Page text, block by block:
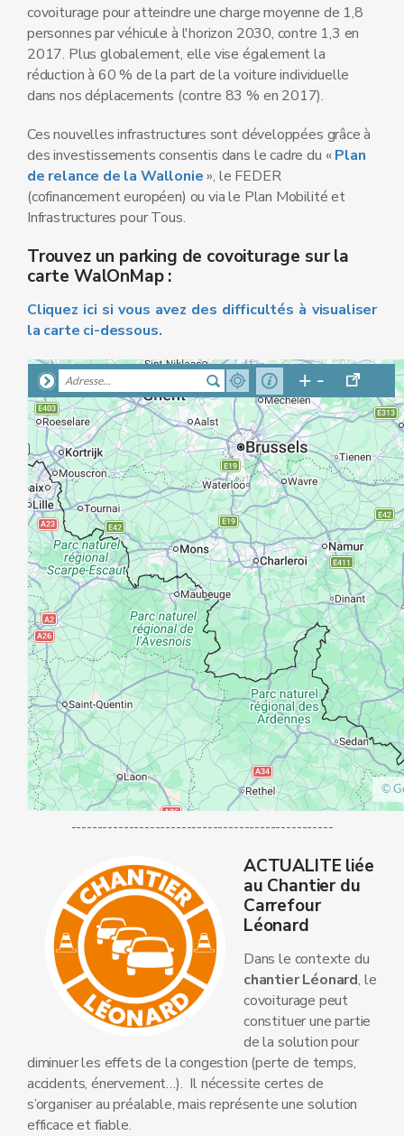
covoiturage pour atteindre une charge moyenne de 1,8
personnes par véhicule à l'horizon 2030, contre 1,3 en
2017. Plus globalement, elle vise également la
réduction à 60 % de la part de la voiture individuelle
dans nos déplacements (contre 83 % en 2017).
Ces nouvelles infrastructures sont développées grâce à
des investissements consentis dans le cadre du «Plan
de relance de la Wallonie», le FEDER
(cofinancement européen) ou via le Plan Mobilité et
Infrastructures pour Tous.
Trouvez un parking de covoiturage sur la
carte WalOnMap :
Cliquez ici si vous avez des difficultés à visualiser
la carte ci-dessous.
--------------------------------------------------
ACTUALITE liée
au Chantier du
Carrefour
Léonard
Dans le contexte du
chantier Léonard, le
covoiturage peut
constituer une partie
de la solution pour
diminuer les effets de la congestion (perte de temps,
accidents, énervement…). Il nécessite certes de
s’organiser au préalable, mais représente une solution
efficace et fiable.